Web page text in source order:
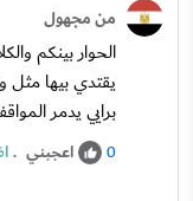
من مجهول
الحوار بينكم
يقتدي بيها مثل
برايي يدمر
0 اعجبني .